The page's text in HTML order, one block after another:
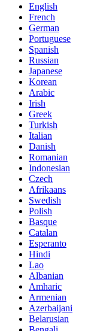
English
French
German
Portuguese
Spanish
Russian
Japanese
Korean
Arabic
Irish
Greek
Turkish
Italian
Danish
Romanian
Indonesian
Czech
Afrikaans
Swedish
Polish
Basque
Catalan
Esperanto
Hindi
Lao
Albanian
Amharic
Armenian
Azerbaijani
Belarusian